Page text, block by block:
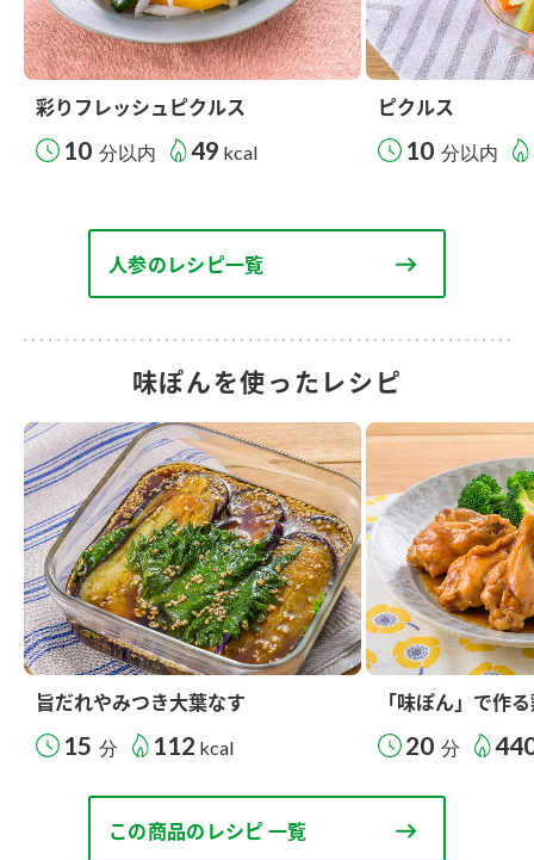
彩りフレッシュピクルス
10 分以内 49 kcal
ピクルス
10 分以内
人参のレシピ一覧
味ぽんを使ったレシピ
旨だれやみつき大葉なす
15 分 112 kcal
「味ぽん」で作
20 分
この商品のレシピ 一覧